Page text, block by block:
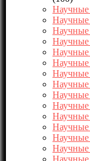
Научные
Научные
Научные
Научные
Научные
Научные
Научные
Научные
Научные
Научные
Научные
Научные
Научные
Научные